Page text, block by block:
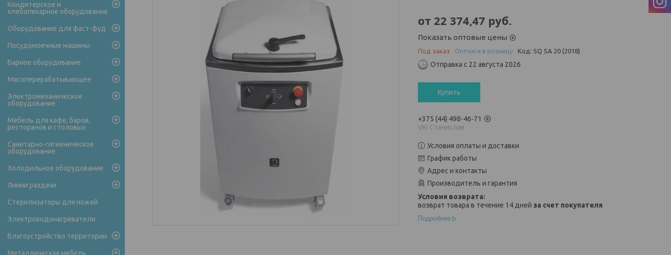
от 22 374,47 руб.
Показать оптовые цены
Под заказ Оптом и в розницу Код: SQ SA 20 (2018)
Отправка с 22 августа 2026
Купить
+375 (44) 498-46-71
Vel Станислав
Условия оплаты и доставки
График работы
Адрес и контакты
Производитель и гарантия
возврат товара в течение 14 дней за счет покупателя
Подробнее
Кондитерское и
хлебопекарное оборудование
Оборудование для фаст-фуд
Посудомоечные машины
Барное оборудование
Мясоперерабатывающее
Электромеханическое
оборудование
Мебель для кафе, баров,
ресторанов и столовых
Санитарно-гигиеническое
оборудование
Холодильное оборудование
Линии раздачи
Стерилизаторы для ножей
Электроводонагреватели
Благоустройство территории
Металлическая мебель